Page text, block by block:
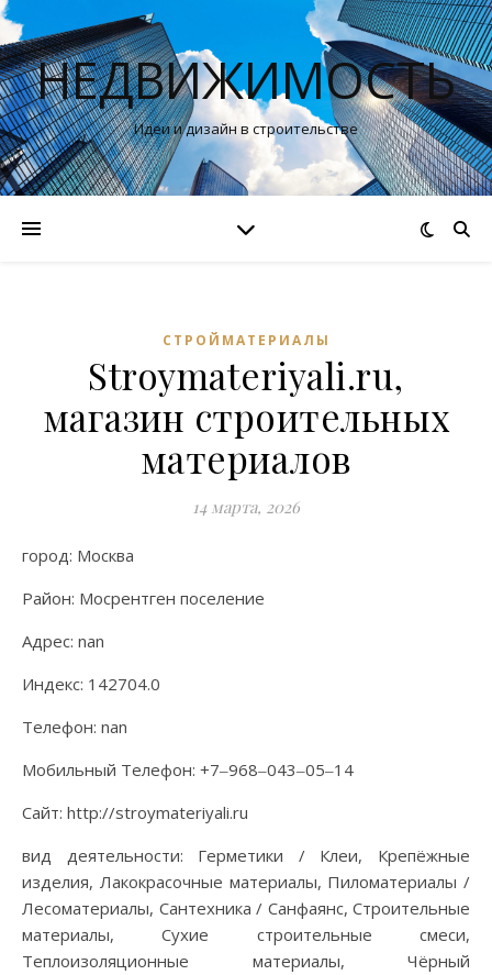
НЕДВИЖИМОСТЬ
Идеи и дизайн в строительстве
СТРОЙМАТЕРИАЛЫ
Stroymateriyali.ru,
магазин строительных
материалов
14 марта, 2026
город: Москва
Район: Мосрентген поселение
Адрес: nan
Индекс: 142704.0
Телефон: nan
Мобильный Телефон: +7‒968‒043‒05‒14
Сайт: http://stroymateriyali.ru
вид деятельности: Герметики / Клеи, Крепёжные
изделия, Лакокрасочные материалы, Пиломатериалы /
Лесоматериалы, Сантехника / Санфаянс, Строительные
материалы, Сухие строительные смеси,
Теплоизоляционные материалы, Чёрный